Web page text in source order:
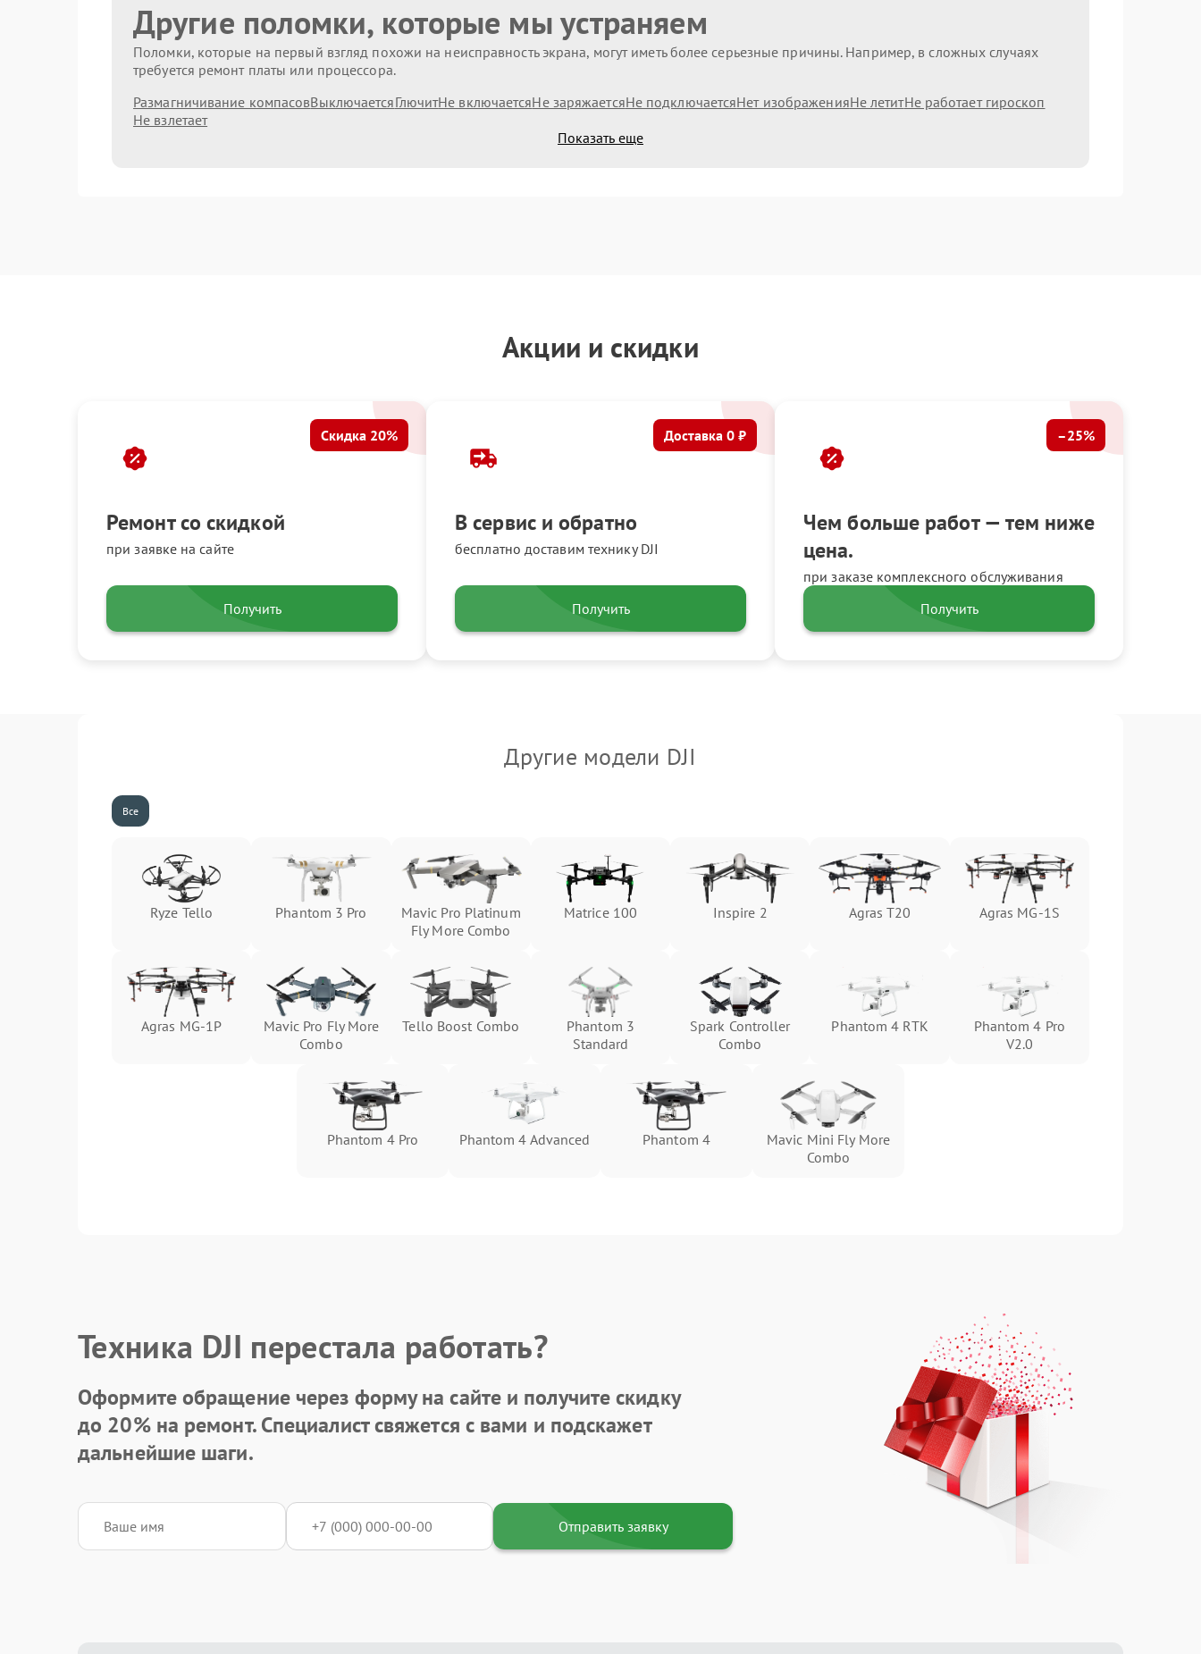
Другие поломки, которые мы устраняем
Поломки, которые на первый взгляд похожи на неисправность экрана, могут иметь более серьезные причины. Например, в сложных случаях
требуется ремонт платы или процессора.
Размагничивание компасовВыключаетсяГлючитНе включаетсяНе заряжаетсяНе подключаетсяНет изображенияНе летитНе работает гироскоп
Не взлетает
Показать еще
Акции и скидки
Ремонт со скидкой
при заявке на сайте
Скидка 20%
Получить
В сервис и обратно
бесплатно доставим технику DJI
Доставка 0 ₽
Получить
Чем больше работ — тем ниже
цена.
при заказе комплексного обслуживания
–25%
Получить
Другие модели DJI
Все
Ryze Tello Phantom 3 Pro
Mavic Pro Platinum
Fly More Combo
Matrice 100 Inspire 2 Agras T20 Agras MG-1S
Agras MG-1P
Mavic Pro Fly More
Combo
Tello Boost Combo
Phantom 3
Standard
Spark Controller
Combo
Phantom 4 RTK
Phantom 4 Pro
V2.0
Phantom 4 Pro Phantom 4 Advanced Phantom 4
Mavic Mini Fly More
Combo
Техника DJI перестала работать?
Оформите обращение через форму на сайте и получитескидку
до 20%на ремонт. Специалист свяжется с вами и подскажет
дальнейшие шаги.
Отправить заявку